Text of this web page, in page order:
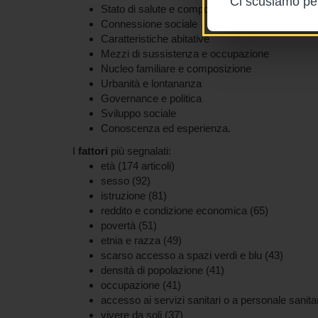
Stato di salute e comportamenti
Connessione sociale
Caratteristiche abitative
Mezzi di sussistenza e occupazione
Nucleo familiare e composizione
Urbanità e lontananza
Governance e politica
Sviluppo sociale
Conoscenza ed esperienza.
I fattori più segnalati:
età (174 articoli)
sesso (92)
istruzione (81)
reddito e condizione economica (65)
povertà (51)
etnia e razza (49)
scarso accesso a spazi verdi e blu (43)
densità di popolazione (41)
occupazione (41)
accesso ai servizi sanitari o a personale
vivere da soli (37)